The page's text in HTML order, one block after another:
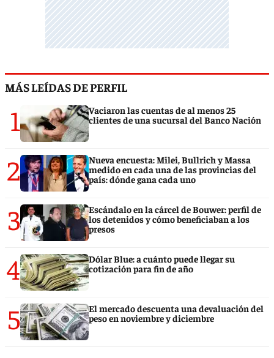
MÁS LEÍDAS DE PERFIL
1
Vaciaron las cuentas de al menos 25
clientes de una sucursal del Banco Nación
2
Nueva encuesta: Milei, Bullrich y Massa
medido en cada una de las provincias del
país: dónde gana cada uno
3
Escándalo en la cárcel de Bouwer: perfil de
los detenidos y cómo beneficiaban a los
presos
4
Dólar Blue: a cuánto puede llegar su
cotización para fin de año
5
El mercado descuenta una devaluación del
peso en noviembre y diciembre